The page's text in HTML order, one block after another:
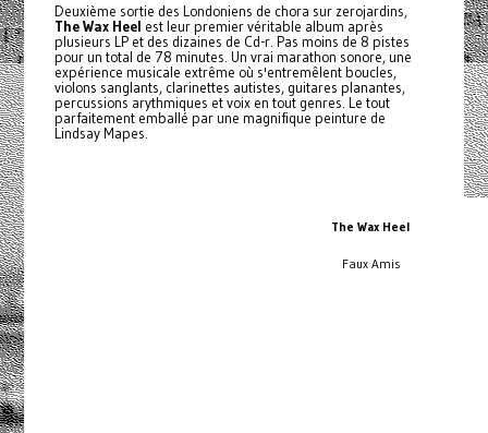
Deuxième sortie des Londoniens de chora sur zerojardins,
The Wax Heel est leur premier véritable album après
plusieurs LP et des dizaines de Cd-r. Pas moins de 8 pistes
pour un total de 78 minutes. Un vrai marathon sonore, une
expérience musicale extrême où s'entremêlent boucles,
violons sanglants, clarinettes autistes, guitares planantes,
percussions arythmiques et voix en tout genres. Le tout
parfaitement emballé par une magnifique peinture de
Lindsay Mapes.
The Wax Heel
Faux Amis